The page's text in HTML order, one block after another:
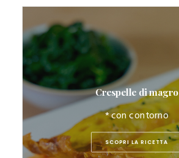
Crespelle di magro
* con contorno
SCOPRI LA RICETTA